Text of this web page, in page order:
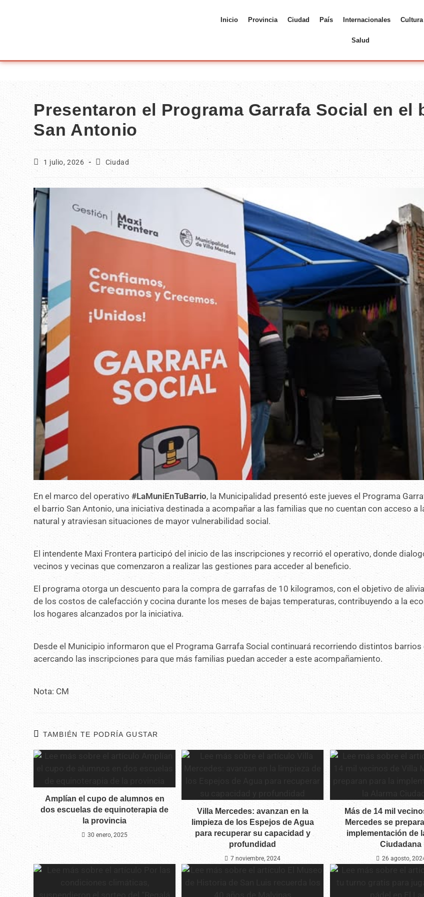
Inicio Provincia Ciudad País Internacionales Cultura
Salud
Presentaron el Programa Garrafa Social en el
San Antonio
1 julio, 2026 Ciudad
En el marco del operativo#LaMuniEnTuBarrio, la Municipalidad presentó este jueves el Programa
el barrio San Antonio, una iniciativa destinada a acompañar a las familias que no cuentan con acceso a
natural y atraviesan situaciones de mayor vulnerabilidad social.
El intendente Maxi Frontera participó del inicio de las inscripciones y recorrió el operativo, donde
vecinos y vecinas que comenzaron a realizar las gestiones para acceder al beneficio.
El programa otorga un descuento para la compra de garrafas de 10 kilogramos, con el objetivo de
de los costos de calefacción y cocina durante los meses de bajas temperaturas, contribuyendo a la
los hogares alcanzados por la iniciativa.
Desde el Municipio informaron que el Programa Garrafa Social continuará recorriendo distintos barrios
acercando las inscripciones para que más familias puedan acceder a este acompañamiento.
Nota: CM
TAMBIÉN TE PODRÍA GUSTAR
Amplían el cupo de alumnos en
dos escuelas de equinoterapia de
la provincia
30 enero, 2025
Villa Mercedes: avanzan en la
limpieza de los Espejos de Agua
para recuperar su capacidad y
profundidad
7 noviembre, 2024
Más de 14 mil
Mercedes se
implementación de
Ciudadana
26 agosto,